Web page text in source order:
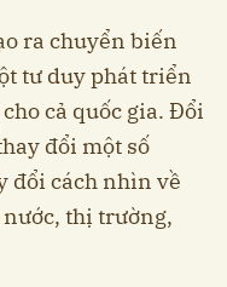
ra chuyển biến
tư duy phát triển
cả quốc gia. Đổi
đổi một số
đổi cách nhìn về
thị trường,